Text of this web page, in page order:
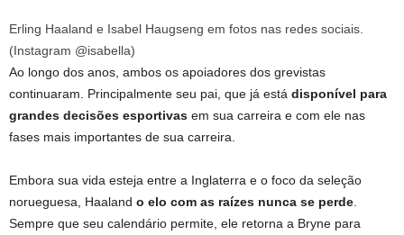
Erling Haaland e Isabel Haugseng em fotos nas redes sociais.
(Instagram @isabella)
Ao longo dos anos, ambos os apoiadores dos grevistas
continuaram. Principalmente seu pai, que já está disponível para
grandes decisões esportivas em sua carreira e com ele nas
fases mais importantes de sua carreira.
Embora sua vida esteja entre a Inglaterra e o foco da seleção
norueguesa, Haaland o elo com as raízes nunca se perde
Sempre que seu calendário permite, ele retorna a Bryne para